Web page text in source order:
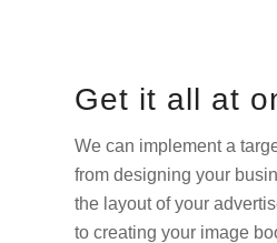
Get it all at
We can implement a
from designing your
the layout of your
to creating your image